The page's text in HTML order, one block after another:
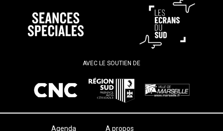
AVEC LE SOUTIEN DE
Agenda A propos